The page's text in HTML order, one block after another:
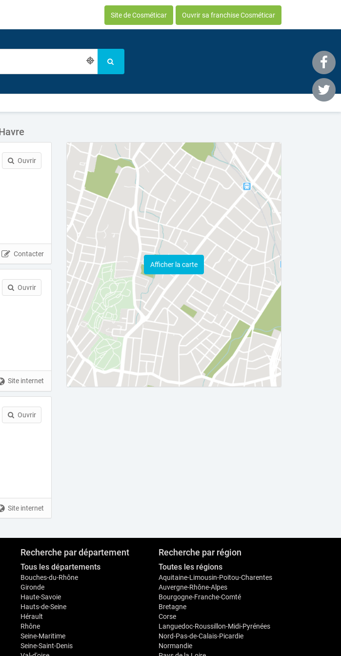
Site de Cosméticar Ouvrir sa franchise Cosméticar
Ouvrir
Contacter
Ouvrir
Site internet
Ouvrir
Site internet
Afficher la carte
Recherche par département
Tous les départements
Bouches-du-Rhône
Gironde
Haute-Savoie
Hauts-de-Seine
Hérault
Rhône
Seine-Maritime
Seine-Saint-Denis
Recherche par région
Toutes les régions
Aquitaine-Limousin-Poitou-Charentes
Auvergne-Rhône-Alpes
Bourgogne-Franche-Comté
Bretagne
Corse
Languedoc-Roussillon-Midi-Pyrénées
Nord-Pas-de-Calais-Picardie
Normandie